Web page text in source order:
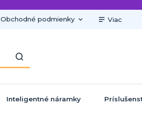
Obchodné podmienky Viac
Inteligentné náramky